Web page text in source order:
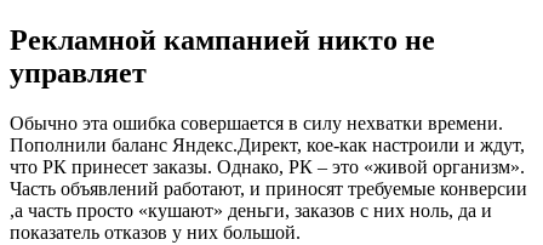
Рекламной кампанией никто не
управляет
Обычно эта ошибка совершается в силу нехватки времени.
Пополнили баланс Яндекс.Директ, кое-как настроили и ждут,
что РК принесет заказы. Однако, РК – это «живой организм».
Часть объявлений работают, и приносят требуемые конверсии
,а часть просто «кушают» деньги, заказов с них ноль, да и
показатель отказов у них большой.